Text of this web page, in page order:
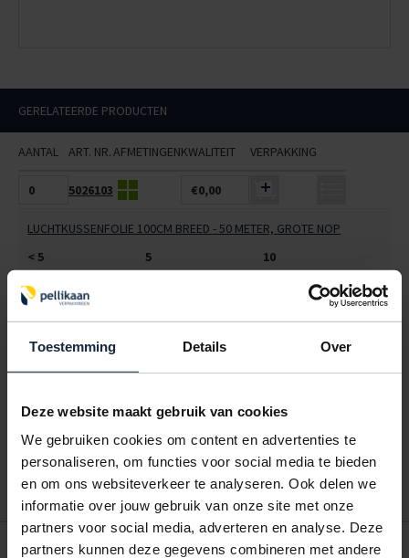
Toestemming Details Over
Deze website maakt gebruik van cookies
We gebruiken cookies om content en advertenties te
personaliseren, om functies voor social media te bieden
en om ons websiteverkeer te analyseren. Ook delen we
informatie over jouw gebruik van onze site met onze
partners voor social media, adverteren en analyse. Deze
partners kunnen deze gegevens combineren met andere
GERELATEERDE PRODUCTEN
AANTAL ART. NR.AFMETINGENKWALITEIT VERPAKKING
5026103 €0,00
LUCHTKUSSENFOLIE 100CM BREED - 50 METER, GROTE NOP
< 5
5
10
Wanneer u bent ingelogd, kunt u een eigen bestellijst maken.
Gebruik bestel- en offertelijsten om eenvoudig en snel producten
te bestellen. Uw bestel- en offertelijsten kunt u terugvinden in uw
account. Dat pakt altijd goed uit voor uw administratie!